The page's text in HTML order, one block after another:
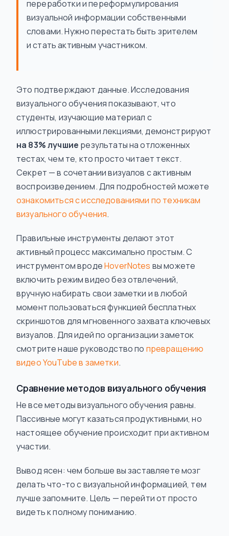
переработки и переформулирования
визуальной информации собственными
словами. Нужно перестать быть зрителем
и стать активным участником.
Это подтверждают данные. Исследования
визуального обучения показывают, что
студенты, изучающие материал с
иллюстрированными лекциями, демонстрируют
на 83% лучшие результаты на отложенных
тестах, чем те, кто просто читает текст.
Секрет — в сочетании визуалов с активным
воспроизведением. Для подробностей можете
ознакомиться с исследованиями по техникам
визуального обучения.
Правильные инструменты делают этот
активный процесс максимально простым. С
инструментом вродеHoverNotes вы можете
включить режим видео без отвлечений,
вручную набирать свои заметки и в любой
момент пользоваться функцией бесплатных
скриншотов для мгновенного захвата ключевых
визуалов. Для идей по организации заметок
смотрите наше руководство по превращению
видео YouTube в заметки.
Сравнение методов визуального обучения
Не все методы визуального обучения равны.
Пассивные могут казаться продуктивными, но
настоящее обучение происходит при активном
участии.
Вывод ясен: чем больше вы заставляете мозг
делать что-тос визуальной информацией, тем
лучше запомните. Цель — перейти от просто
видеть к полному пониманию.